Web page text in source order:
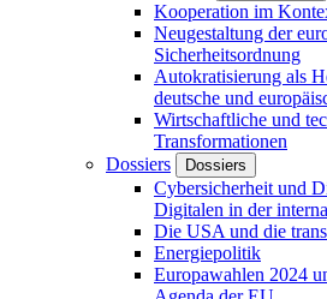
Kooperation im
Neugestaltung der
Sicherheitsordnung
Autokratisierung als
deutsche und
Wirtschaftliche und
Transformationen
Dossiers
Dossiers
Cybersicherheit und
Digitalen in der
Die USA und die
Energiepolitik
Europawahlen 2024